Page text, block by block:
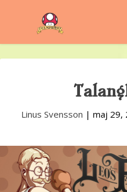
Linus Svensson | maj 29,